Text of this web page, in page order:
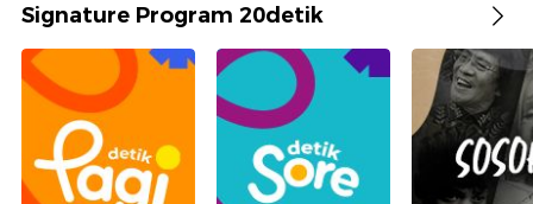
Signature Program 20detik